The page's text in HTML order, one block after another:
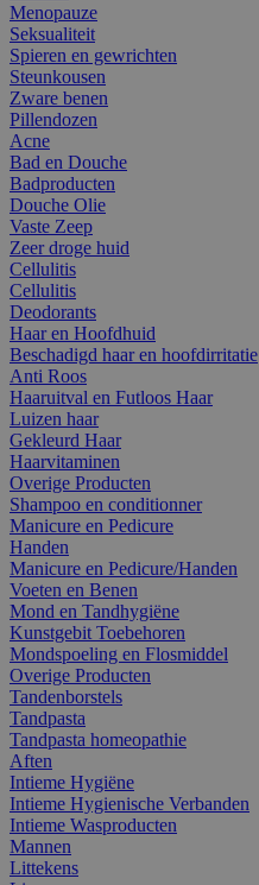
Menopauze
Seksualiteit
Spieren en gewrichten
Steunkousen
Zware benen
Pillendozen
Acne
Bad en Douche
Badproducten
Douche Olie
Vaste Zeep
Zeer droge huid
Cellulitis
Cellulitis
Deodorants
Haar en Hoofdhuid
Beschadigd haar en hoofdirritatie
Anti Roos
Haaruitval en Futloos Haar
Luizen haar
Gekleurd Haar
Haarvitaminen
Overige Producten
Shampoo en conditionner
Manicure en Pedicure
Handen
Manicure en Pedicure/Handen
Voeten en Benen
Mond en Tandhygiëne
Kunstgebit Toebehoren
Mondspoeling en Flosmiddel
Overige Producten
Tandenborstels
Tandpasta
Tandpasta homeopathie
Aften
Intieme Hygiëne
Intieme Hygienische Verbanden
Intieme Wasproducten
Mannen
Littekens